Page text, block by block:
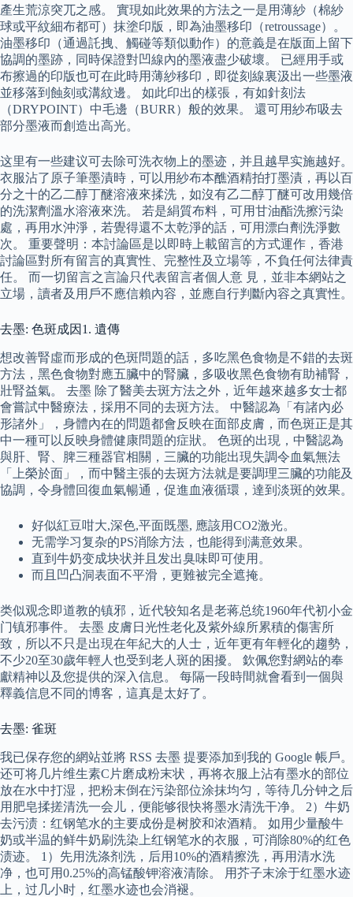
產生荒涼突兀之感。 實現如此效果的方法之一是用薄紗（棉紗
球或平紋細布都可）抹塗印版，即為油墨移印（retroussage）。
油墨移印（通過託拽、觸碰等類似動作）的意義是在版面上留下
協調的墨跡，同時保證對凹線內的墨液盡少破壞。 已經用手或
布擦過的印版也可在此時用薄紗移印，即從刻線裏汲出一些墨液
並移落到蝕刻或溝紋邊。 如此印出的樣張，有如針刻法
（DRYPOINT）中毛邊（BURR）般的效果。 還可用紗布吸去
部分墨液而創造出高光。
这里有一些建议可去除可洗衣物上的墨迹，并且越早实施越好。
衣服沾了原子筆墨漬時，可以用紗布本醮酒精拍打墨漬，再以百
分之十的乙二醇丁醚溶液來揉洗，如沒有乙二醇丁醚可改用幾倍
的洗潔劑溫水溶液來洗。 若是絹質布料，可用甘油酯洗擦污染
處，再用水沖淨，若覺得還不太乾淨的話，可用漂白劑洗淨數
次。 重要聲明：本討論區是以即時上載留言的方式運作，香港
討論區對所有留言的真實性、完整性及立場等，不負任何法律責
任。 而一切留言之言論只代表留言者個人意 見，並非本網站之
立場，讀者及用戶不應信賴內容，並應自行判斷內容之真實性。
去墨: 色斑成因1. 遺傳
想改善腎虛而形成的色斑問題的話，多吃黑色食物是不錯的去斑
方法，黑色食物對應五臟中的腎臟，多吸收黑色食物有助補腎，
壯腎益氣。 去墨 除了醫美去斑方法之外，近年越來越多女士都
會嘗試中醫療法，採用不同的去斑方法。 中醫認為「有諸內必
形諸外」，身體內在的問題都會反映在面部皮膚，而色斑正是其
中一種可以反映身體健康問題的症狀。 色斑的出現，中醫認為
與肝、腎、脾三種器官相關，三臟的功能出現失調令血氣無法
「上榮於面」，而中醫主張的去斑方法就是要調理三臟的功能及
協調，令身體回復血氣暢通，促進血液循環，達到淡斑的效果。
好似紅豆咁大,深色,平面既墨, 應該用CO2激光。
无需学习复杂的PS消除方法，也能得到满意效果。
直到牛奶变成块状并且发出臭味即可使用。
而且凹凸洞表面不平滑，更難被完全遮掩。
类似观念即道教的镇邪，近代较知名是老蒋总统1960年代初小金
门镇邪事件。 去墨 皮膚日光性老化及紫外線所累積的傷害所
致，所以不只是出現在年紀大的人士，近年更有年輕化的趨勢，
不少20至30歲年輕人也受到老人斑的困擾。 欽佩您對網站的奉
獻精神以及您提供的深入信息。 每隔一段時間就會看到一個與
釋義信息不同的博客，這真是太好了。
去墨: 雀斑
我已保存您的網站並將 RSS 去墨 提要添加到我的 Google 帳戶。
还可将几片维生素C片磨成粉末状，再将衣服上沾有墨水的部位
放在水中打湿，把粉末倒在污染部位涂抹均匀，等待几分钟之后
用肥皂揉搓清洗一会儿，便能够很快将墨水清洗干净。 2）牛奶
去污渍：红钢笔水的主要成份是树胶和浓酒精。 如用少量酸牛
奶或半温的鲜牛奶刷洗染上红钢笔水的衣服，可消除80%的红色
渍迹。 1）先用洗涤剂洗，后用10%的酒精擦洗，再用清水洗
净，也可用0.25%的高锰酸钾溶液清除。 用芥子末涂于红墨水迹
上，过几小时，红墨水迹也会消褪。